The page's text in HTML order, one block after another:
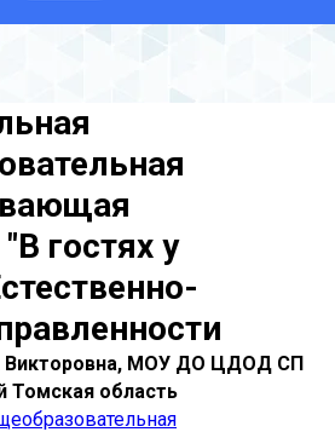
гостях у
Викторовна, МОУ ДО ЦДОД СП
область